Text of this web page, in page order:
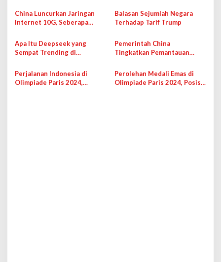
o
dan China
China Luncurkan Jaringan
Internet 10G, Seberapa
Balasan Sejumlah Negara
Terhadap Tarif Trump
Apa Itu Deepseek yang
Sempat Trending di
Pemerintah China
Tingkatkan Pemantauan
Pernapasan
Perjalanan Indonesia di
Olimpiade Paris 2024,
Perolehan Medali Emas di
Olimpiade Paris 2024, Posisi